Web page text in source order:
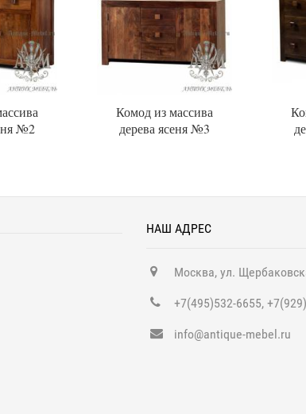
№2
Комод из массива
дерева ясеня №3
НАШ АДРЕС
Москва, ул.
+7(495)532-6655,
info@antique-mebel.ru